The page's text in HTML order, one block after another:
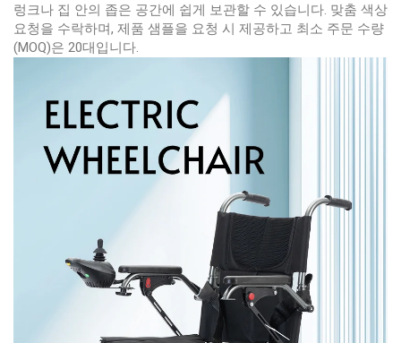
렁크나 집 안의 좁은 공간에 쉽게 보관할 수 있습니다. 맞춤 색상
요청을 수락하며, 제품 샘플을 요청 시 제공하고 최소 주문 수량
(MOQ)은 20대입니다.